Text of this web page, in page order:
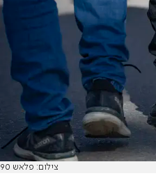
צילום: פלאש 90